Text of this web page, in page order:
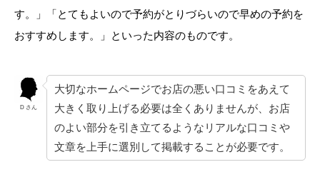
す。」「とてもよいので予約がとりづらいので早めの予約を
おすすめします。」といった内容のものです。
D さん
大切なホームページでお店の悪い口コミをあえて
大きく取り上げる必要は全くありませんが、お店
のよい部分を引き立てるようなリアルな口コミや
文章を上手に選別して掲載することが必要です。